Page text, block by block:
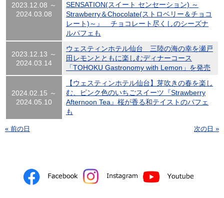
2023.12.08 ～
2024.03.08
SENSATION(スイート センセーション) ～
Strawberry＆Chocolate(ストロベリー＆チョコ
レート)～』 チョコレート尽くしのシーズナ
ルパフェも
2023.12.13 ～
2024.03.14
ウェスティンホテル仙台 三陸の海の幸を瀬戸
田レモンとともに楽しむディナーコース
「TOHOKU Gastronomy with Lemon」を発売
2024.02.15 ～
2024.05.10
【ウェスティンホテル仙台】芽吹きの春を楽し
む、ピンク色のいちごスイーツ『Strawberry
Afternoon Tea』桜が香る和テイストのパフェ
も
« 前の日 次の日 »